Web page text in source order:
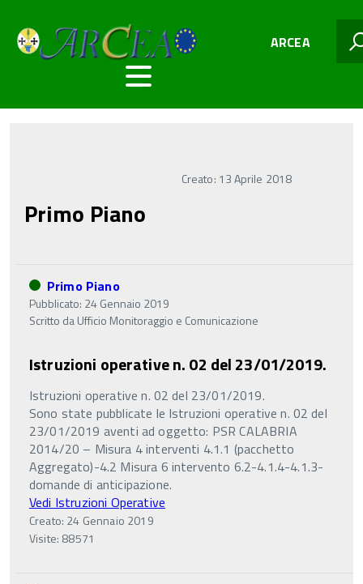
ARCEA
Creato: 13 Aprile 2018
Primo Piano
Primo Piano
Pubblicato: 24 Gennaio 2019
Scritto daUfficio Monitoraggio e Comunicazione
Istruzioni operative n. 02 del 23/01/2019.
Istruzioni operative n. 02 del 23/01/2019.
Sono state pubblicate le Istruzioni operative n. 02 del
23/01/2019 aventi ad oggetto: PSR CALABRIA
2014/20 – Misura 4 interventi 4.1.1 (pacchetto
Aggregato)-4.2 Misura 6 intervento 6.2-4.1.4-4.1.3-
domande di anticipazione.
Vedi Istruzioni Operative
Creato: 24 Gennaio 2019
Visite: 88571